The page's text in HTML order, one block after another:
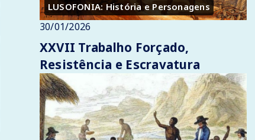
LUSOFONIA: História e Personagens
30/01/2026
XXVII Trabalho Forçado,
Resistência e Escravatura